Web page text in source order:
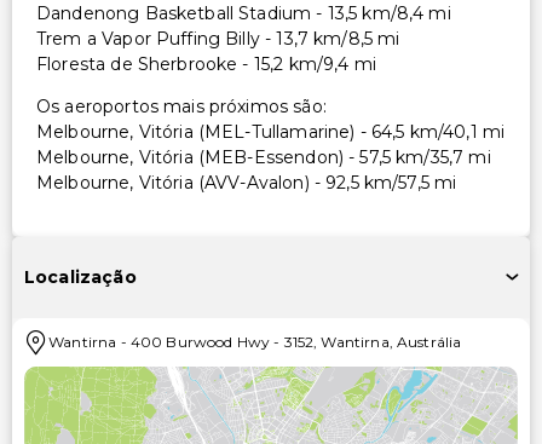
Dandenong Basketball Stadium - 13,5 km/8,4 mi
Trem a Vapor Puffing Billy - 13,7 km/8,5 mi
Floresta de Sherbrooke - 15,2 km/9,4 mi
Os aeroportos mais próximos são:
Melbourne, Vitória (MEL-Tullamarine) - 64,5 km/40,1 mi
Melbourne, Vitória (MEB-Essendon) - 57,5 km/35,7 mi
Melbourne, Vitória (AVV-Avalon) - 92,5 km/57,5 mi
Localização
Wantirna - 400 Burwood Hwy - 3152 ,Wantirna Austrália